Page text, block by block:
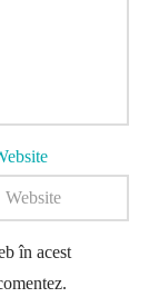
în acest